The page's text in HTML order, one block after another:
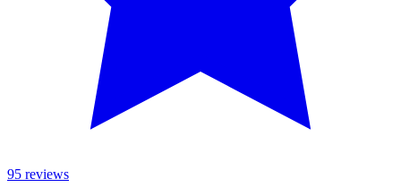
95 reviews